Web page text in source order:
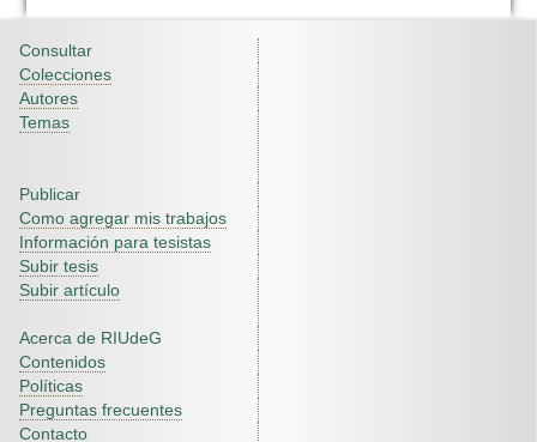
Consultar
Colecciones
Autores
Temas
Publicar
Como agregar mis trabajos
Información para tesistas
Subir tesis
Subir artículo
Acerca de RIUdeG
Contenidos
Políticas
Preguntas frecuentes
Contacto